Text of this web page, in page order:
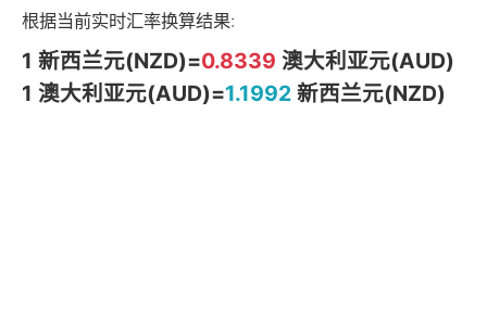
根据当前实时汇率换算结果:
1 新西兰元(NZD)=0.8339 澳大利亚元(AUD)
1 澳大利亚元(AUD)=1.1992新西兰元(NZD)